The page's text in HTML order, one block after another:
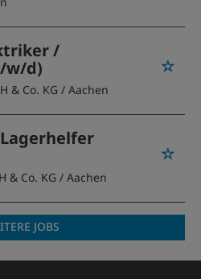
/
w/d)
& Co. KG / Aachen
& Co. KG / Aachen
JOBS